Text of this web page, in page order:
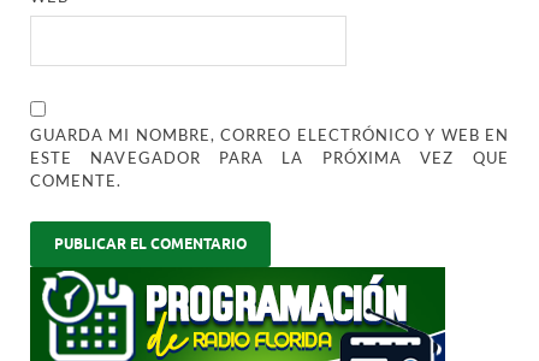
GUARDA MI NOMBRE, CORREO ELECTRÓNICO Y WEB EN
ESTE NAVEGADOR PARA LA PRÓXIMA VEZ QUE
COMENTE.